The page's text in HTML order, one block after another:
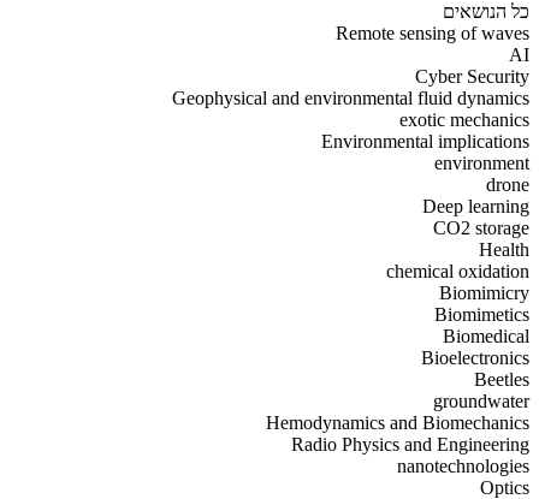
כל הנושאים
Remote sensing of waves
AI
Cyber Security
Geophysical and environmental fluid dynamics
exotic mechanics
Environmental implications
environment
drone
Deep learning
CO2 storage
Health
chemical oxidation
Biomimicry
Biomimetics
Biomedical
Bioelectronics
Beetles
groundwater
Hemodynamics and Biomechanics
Radio Physics and Engineering
nanotechnologies
Optics